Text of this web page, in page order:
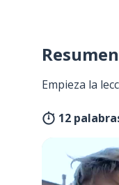
Empieza la
12